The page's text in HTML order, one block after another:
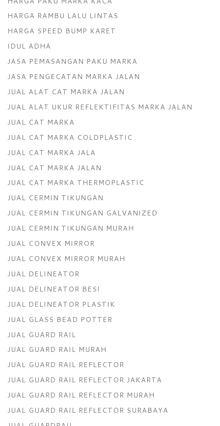
HARGA RAMBU LALU LINTAS
HARGA SPEED BUMP KARET
IDUL ADHA
JASA PEMASANGAN PAKU MARKA
JASA PENGECATAN MARKA JALAN
JUAL ALAT CAT MARKA JALAN
JUAL ALAT UKUR REFLEKTIFITAS MARKA JALAN
JUAL CAT MARKA
JUAL CAT MARKA COLDPLASTIC
JUAL CAT MARKA JALA
JUAL CAT MARKA JALAN
JUAL CAT MARKA THERMOPLASTIC
JUAL CERMIN TIKUNGAN
JUAL CERMIN TIKUNGAN GALVANIZED
JUAL CERMIN TIKUNGAN MURAH
JUAL CONVEX MIRROR
JUAL CONVEX MIRROR MURAH
JUAL DELINEATOR
JUAL DELINEATOR BESI
JUAL DELINEATOR PLASTIK
JUAL GLASS BEAD POTTER
JUAL GUARD RAIL
JUAL GUARD RAIL MURAH
JUAL GUARD RAIL REFLECTOR
JUAL GUARD RAIL REFLECTOR JAKARTA
JUAL GUARD RAIL REFLECTOR MURAH
JUAL GUARD RAIL REFLECTOR SURABAYA